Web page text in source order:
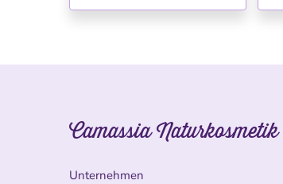
Camassia Naturkosmetik
Unternehmen